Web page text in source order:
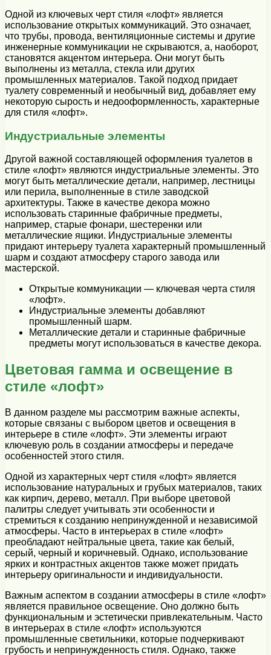
Одной из ключевых черт стиля «лофт» является
использование открытых коммуникаций. Это означает,
что трубы, провода, вентиляционные системы и другие
инженерные коммуникации не скрываются, а, наоборот,
становятся акцентом интерьера. Они могут быть
выполнены из металла, стекла или других
промышленных материалов. Такой подход придает
туалету современный и необычный вид, добавляет ему
некоторую сырость и недооформленность, характерные
для стиля «лофт».
Индустриальные элементы
Другой важной составляющей оформления туалетов в
стиле «лофт» являются индустриальные элементы. Это
могут быть металлические детали, например, лестницы
или перила, выполненные в стиле заводской
архитектуры. Также в качестве декора можно
использовать старинные фабричные предметы,
например, старые фонари, шестеренки или
металлические ящики. Индустриальные элементы
придают интерьеру туалета характерный промышленный
шарм и создают атмосферу старого завода или
мастерской.
Открытые коммуникации — ключевая черта стиля
«лофт».
Индустриальные элементы добавляют
промышленный шарм.
Металлические детали и старинные фабричные
предметы могут использоваться в качестве декора.
Цветовая гамма и освещение в
стиле «лофт»
В данном разделе мы рассмотрим важные аспекты,
которые связаны с выбором цветов и освещения в
интерьере в стиле «лофт». Эти элементы играют
ключевую роль в создании атмосферы и передаче
особенностей этого стиля.
Одной из характерных черт стиля «лофт» является
использование натуральных и грубых материалов, таких
как кирпич, дерево, металл. При выборе цветовой
палитры следует учитывать эти особенности и
стремиться к созданию непринужденной и независимой
атмосферы. Часто в интерьерах в стиле «лофт»
преобладают нейтральные цвета, такие как белый,
серый, черный и коричневый. Однако, использование
ярких и контрастных акцентов также может придать
интерьеру оригинальности и индивидуальности.
Важным аспектом в создании атмосферы в стиле «лофт»
является правильное освещение. Оно должно быть
функциональным и эстетически привлекательным. Часто
в интерьерах в стиле «лофт» используются
промышленные светильники, которые подчеркивают
грубость и непринужденность стиля. Однако, также